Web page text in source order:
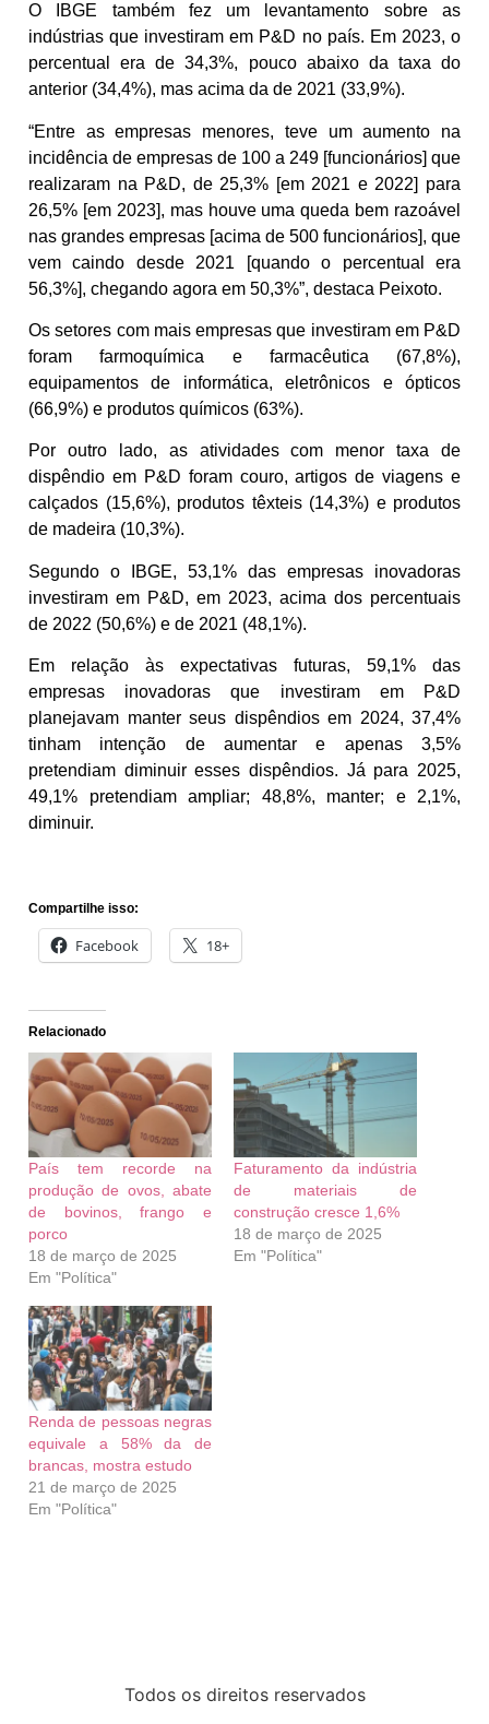
O IBGE também fez um levantamento sobre as
indústrias que investiram em P&D no país. Em 2023, o
percentual era de 34,3%, pouco abaixo da taxa do
anterior (34,4%), mas acima da de 2021 (33,9%).
“Entre as empresas menores, teve um aumento na
incidência de empresas de 100 a 249 [funcionários] que
realizaram na P&D, de 25,3% [em 2021 e 2022] para
26,5% [em 2023], mas houve uma queda bem razoável
nas grandes empresas [acima de 500 funcionários], que
vem caindo desde 2021 [quando o percentual era
56,3%], chegando agora em 50,3%”, destaca Peixoto.
Os setores com mais empresas que investiram em P&D
foram farmoquímica e farmacêutica (67,8%),
equipamentos de informática, eletrônicos e ópticos
(66,9%) e produtos químicos (63%).
Por outro lado, as atividades com menor taxa de
dispêndio em P&D foram couro, artigos de viagens e
calçados (15,6%), produtos têxteis (14,3%) e produtos
de madeira (10,3%).
Segundo o IBGE, 53,1% das empresas inovadoras
investiram em P&D, em 2023, acima dos percentuais
de 2022 (50,6%) e de 2021 (48,1%).
Em relação às expectativas futuras, 59,1% das
empresas inovadoras que investiram em P&D
planejavam manter seus dispêndios em 2024, 37,4%
tinham intenção de aumentar e apenas 3,5%
pretendiam diminuir esses dispêndios. Já para 2025,
49,1% pretendiam ampliar; 48,8%, manter; e 2,1%,
diminuir.
Compartilhe isso:
Facebook 18+
Relacionado
País tem recorde na
produção de ovos, abate
de bovinos, frango e
porco
18 de março de 2025
Em "Política"
Faturamento da indústria
de materiais de
construção cresce 1,6%
18 de março de 2025
Em "Política"
Renda de pessoas negras
equivale a 58% da de
brancas, mostra estudo
21 de março de 2025
Em "Política"
Todos os direitos reservados